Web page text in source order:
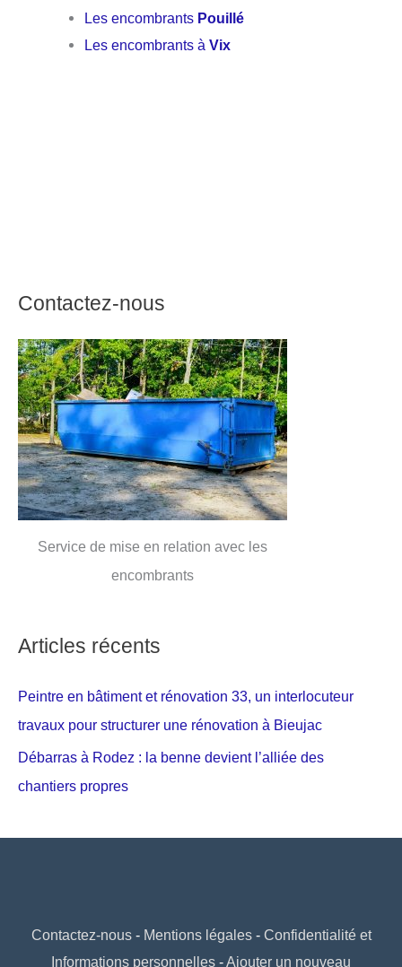
Les encombrants Pouillé
Les encombrants àVix
Contactez-nous
Service de mise en relation avec les
encombrants
Articles récents
Peintre en bâtiment et rénovation 33, un interlocuteur
travaux pour structurer une rénovation à Bieujac
Débarras à Rodez : la benne devient l’alliée des
chantiers propres
Contactez-nous- Mentions légales- Confidentialité et
Informations personnelles -Ajouter un nouveau